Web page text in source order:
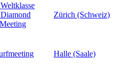
Zürich (Schweiz)
Halle (Saale)